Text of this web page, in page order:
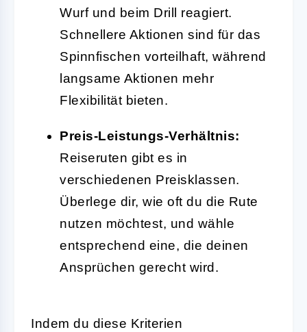
Wurf und beim Drill reagiert.
Schnellere Aktionen sind für das
Spinnfischen vorteilhaft, während
langsame Aktionen mehr
Flexibilität bieten.
Preis-Leistungs-Verhältnis:
Reiseruten gibt es in
verschiedenen Preisklassen.
Überlege dir, wie oft du die Rute
nutzen möchtest, und wähle
entsprechend eine, die deinen
Ansprüchen gerecht wird.
Indem du diese Kriterien